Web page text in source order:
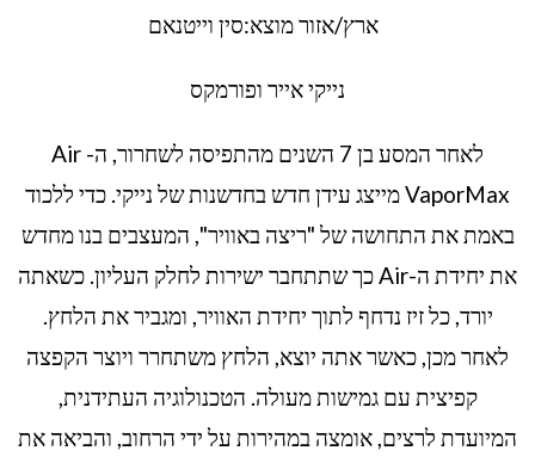
ארץ/אזור מוצא:סין וייטנאם
נייקי אייר ופורמקס
לאחר המסע בן 7 השנים מהתפיסה לשחרור, ה- Air
VaporMax מייצג עידן חדש בחדשנות של נייקי. כדי ללכוד
באמת את התחושה של "ריצה באוויר", המעצבים בנו מחדש
את יחידת ה-Air כך שתתחבר ישירות לחלק העליון. כשאתה
יורד, כל זיז נדחף לתוך יחידת האוויר, ומגביר את הלחץ.
לאחר מכן, כאשר אתה יוצא, הלחץ משתחרר ויוצר הקפצה
קפיצית עם גמישות מעולה. הטכנולוגיה העתידנית,
המיועדת לרצים, אומצה במהירות על ידי הרחוב, והביאה את